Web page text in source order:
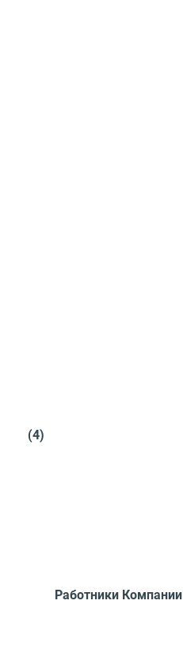
Работники Компании
(4)